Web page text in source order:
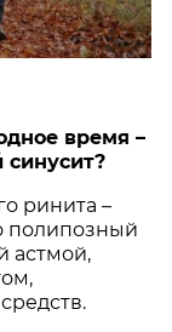
время –
ринита –
полипозный
аст­мой,